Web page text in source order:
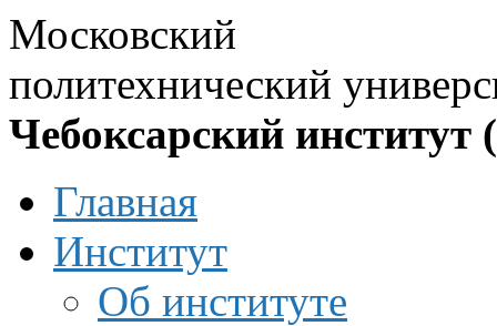
Московский
политехнический
Чебоксарский институт
Главная
Институт
Об институте